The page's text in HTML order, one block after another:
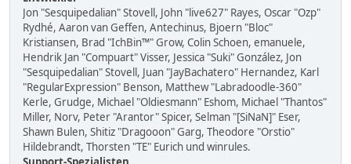
Jon "Sesquipedalian" Stovell, John "live627" Rayes, Oscar "Ozp"
Rydhé, Aaron van Geffen, Antechinus, Bjoern "Bloc"
Kristiansen, Brad "IchBin™" Grow, Colin Schoen, emanuele,
Hendrik Jan "Compuart" Visser, Jessica "Suki" González, Jon
"Sesquipedalian" Stovell, Juan "JayBachatero" Hernandez, Karl
"RegularExpression" Benson, Matthew "Labradoodle-360"
Kerle, Grudge, Michael "Oldiesmann" Eshom, Michael "Thantos"
Miller, Norv, Peter "Arantor" Spicer, Selman "[SiNaN]" Eser,
Shawn Bulen, Shitiz "Dragooon" Garg, Theodore "Orstio"
Hildebrandt, Thorsten "TE" Eurich und winrules.